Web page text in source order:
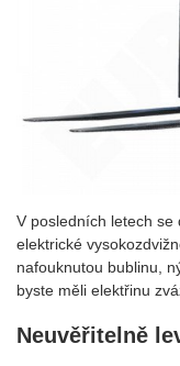
V posledních letech
elektrické
nafouknutou bublinu,
byste měli elektřinu
Neuvěřitelně